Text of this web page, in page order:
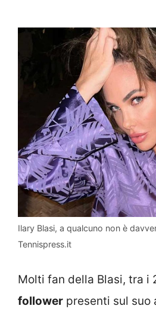
Ilary Blasi, a qualcuno non è
Tennispress.it
Molti fan della Blasi, tra i
follower presenti sul suo